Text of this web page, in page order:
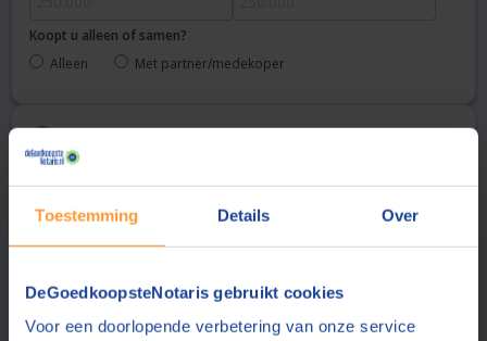
Toestemming Details Over
DeGoedkoopsteNotaris gebruikt cookies
Voor een doorlopende verbetering van onze service
Koopt u alleen of samen?
Alleen
Met partner/medekoper
De notaris stuurt de offerte aan dit e-mailadres